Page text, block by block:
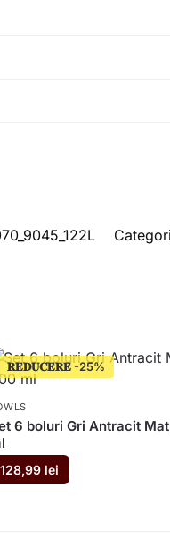
𝐑𝐄𝐃𝐔𝐂𝐄𝐑𝐄
6 boluri Gri Antracit
128,99 lei